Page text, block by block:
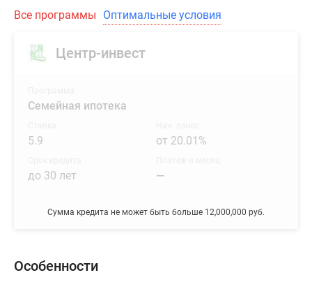
Все программы Оптимальные условия
Центр-инвест
Сумма кредита не может быть больше 12,000,000 руб.
Семейная ипотека
5.9 от 20.01%
до 30 лет —
Особенности